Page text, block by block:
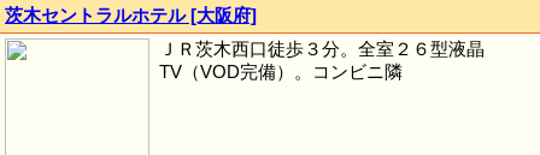
茨木セントラルホテル [大阪府]
ＪＲ茨木西口徒歩３分。全室２６型液晶
TV（VOD完備）。コンビニ隣